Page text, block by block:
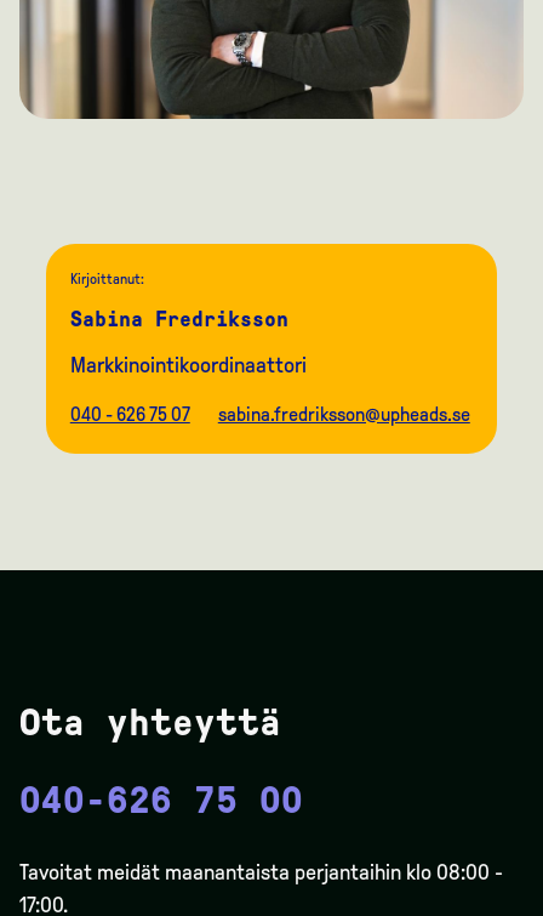
Kirjoittanut:
Sabina Fredriksson
Markkinointikoordinaattori
040 - 626 75 07 sabina.fredriksson@upheads.se
Ota yhteyttä
040-626 75 00
Tavoitat meidät maanantaista perjantaihin klo 08:00 -
17:00.